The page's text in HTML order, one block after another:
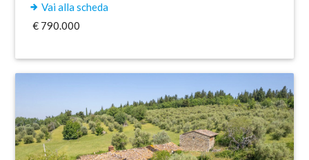
Vai alla scheda
€ 790.000